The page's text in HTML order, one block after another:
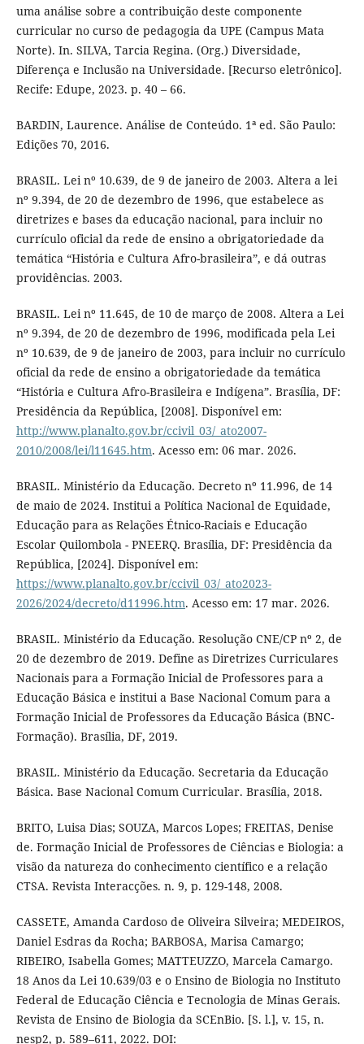
uma análise sobre a contribuição deste componente
curricular no curso de pedagogia da UPE (Campus Mata
Norte). In. SILVA, Tarcia Regina. (Org.) Diversidade,
Diferença e Inclusão na Universidade. [Recurso eletrônico].
Recife: Edupe, 2023. p. 40 – 66.
BARDIN, Laurence. Análise de Conteúdo. 1ª ed. São Paulo:
Edições 70, 2016.
BRASIL. Lei nº 10.639, de 9 de janeiro de 2003. Altera a lei
nº 9.394, de 20 de dezembro de 1996, que estabelece as
diretrizes e bases da educação nacional, para incluir no
currículo oficial da rede de ensino a obrigatoriedade da
temática “História e Cultura Afro-brasileira”, e dá outras
providências. 2003.
BRASIL. Lei nº 11.645, de 10 de março de 2008. Altera a Lei
nº 9.394, de 20 de dezembro de 1996, modificada pela Lei
nº 10.639, de 9 de janeiro de 2003, para incluir no currículo
oficial da rede de ensino a obrigatoriedade da temática
“História e Cultura Afro-Brasileira e Indígena”. Brasília, DF:
Presidência da República, [2008]. Disponível em:
http://www.planalto.gov.br/ccivil_03/_ato2007-
2010/2008/lei/l11645.htm. Acesso em: 06 mar. 2026.
BRASIL. Ministério da Educação. Decreto nº 11.996, de 14
de maio de 2024. Institui a Política Nacional de Equidade,
Educação para as Relações Étnico-Raciais e Educação
Escolar Quilombola - PNEERQ. Brasília, DF: Presidência da
República, [2024]. Disponível em:
https://www.planalto.gov.br/ccivil_03/_ato2023-
2026/2024/decreto/d11996.htm. Acesso em: 17 mar. 2026.
BRASIL. Ministério da Educação. Resolução CNE/CP nº 2, de
20 de dezembro de 2019. Define as Diretrizes Curriculares
Nacionais para a Formação Inicial de Professores para a
Educação Básica e institui a Base Nacional Comum para a
Formação Inicial de Professores da Educação Básica (BNC-
Formação). Brasília, DF, 2019.
BRASIL. Ministério da Educação. Secretaria da Educação
Básica. Base Nacional Comum Curricular. Brasília, 2018.
BRITO, Luisa Dias; SOUZA, Marcos Lopes; FREITAS, Denise
de. Formação Inicial de Professores de Ciências e Biologia: a
visão da natureza do conhecimento científico e a relação
CTSA. Revista Interacções. n. 9, p. 129-148, 2008.
CASSETE, Amanda Cardoso de Oliveira Silveira; MEDEIROS,
Daniel Esdras da Rocha; BARBOSA, Marisa Camargo;
RIBEIRO, Isabella Gomes; MATTEUZZO, Marcela Camargo.
18 Anos da Lei 10.639/03 e o Ensino de Biologia no Instituto
Federal de Educação Ciência e Tecnologia de Minas Gerais.
Revista de Ensino de Biologia da SCEnBio. [S. l.], v. 15, n.
nesp2, p. 589–611, 2022. DOI: